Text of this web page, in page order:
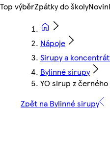
Top výběrZpátky do školy
Nápoje
Sirupy a
Bylinné sirupy
YO sirup z
Zpět na Bylinné sirupy